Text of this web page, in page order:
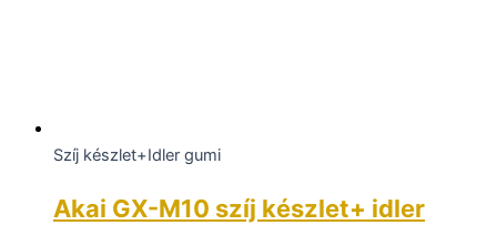
Szíj készlet+Idler gumi
Akai GX-M10 szíj készlet+ idler